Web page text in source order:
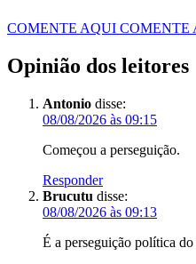
COMENTE AQUI COMENTE
Opinião dos leitores
Antonio disse:
08/08/2026 às 09:15
Começou a perseguição.
Responder
Brucutu disse:
08/08/2026 às 09:13
É a perseguição política